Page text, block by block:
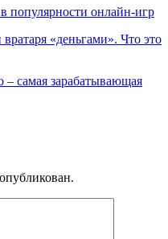
популярности онлайн-игр
«деньгами». Что это
самая зарабатывающая